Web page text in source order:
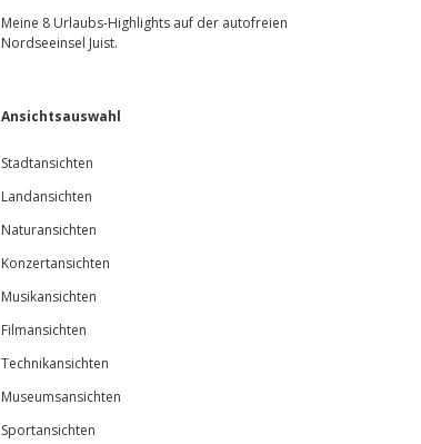
Meine 8 Urlaubs-Highlights auf der autofreien
Nordseeinsel Juist.
Ansichtsauswahl
Stadtansichten
Landansichten
Naturansichten
Konzertansichten
Musikansichten
Filmansichten
Technikansichten
Museumsansichten
Sportansichten